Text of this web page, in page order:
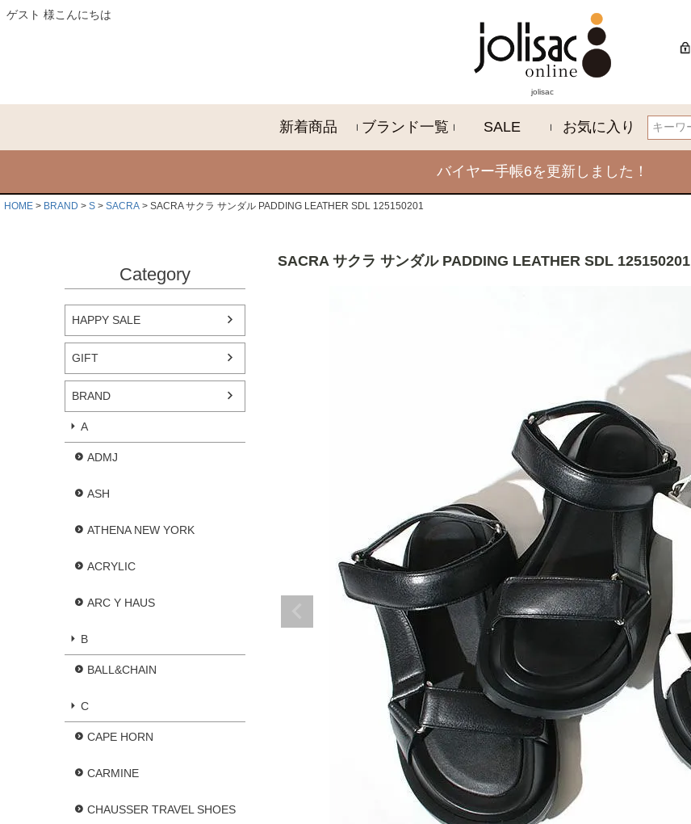
ゲスト 様こんにちは
jolisac
新着商品 ブランド一覧 SALE お気に入り
検索
バイヤー手帳6を更新しました！
HOME BRAND S SACRA SACRA サクラ サンダル PADDING LEATHER SDL 125150201
Category
HAPPY SALE
GIFT
BRAND
A
ADMJ
ASH
ATHENA NEW YORK
ACRYLIC
ARC Y HAUS
B
BALL&CHAIN
C
CAPE HORN
CARMINE
CHAUSSER TRAVEL SHOES
SACRA サクラ サンダル PADDING LEATHER SDL 125150201